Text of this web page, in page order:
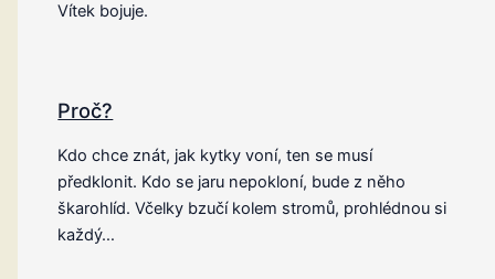
Vítek bojuje.
Proč?
Kdo chce znát, jak kytky voní, ten se musí
předklonit. Kdo se jaru nepokloní, bude z něho
škarohlíd. Včelky bzučí kolem stromů, prohlédnou si
každý…